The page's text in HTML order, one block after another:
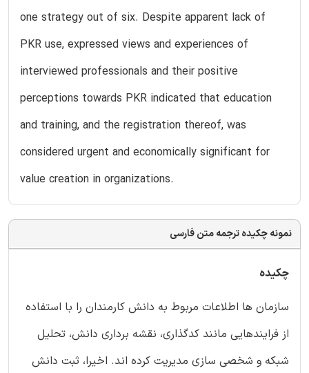
one strategy out of six. Despite apparent lack of
PKR use, expressed views and experiences of
interviewed professionals and their positive
perceptions towards PKR indicated that education
and training, and the registration thereof, was
considered urgent and economically significant for
value creation in organizations.
نمونه چکیده ترجمه متن فارسی
چکیده
سازمان ها اطلاعات مربوط به دانش کارمندان را با استفاده
از فرایندهایی مانند کدگذاری، نقشه برداری دانش، تحلیل
شبکه و شخصی سازی مدیریت کرده اند. اخیرا، ثبت دانش